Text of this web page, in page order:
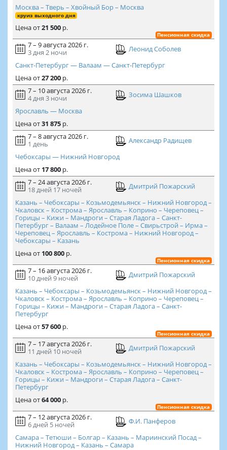
Москва – Тверь – Хвойный Бор – Москва
круиз выходного дня
Ценаот21 500р.
Пенсионная скидка
7 – 9 августа 2026 г.
3 дня 2 ночи
Леонид Соболев
Санкт-Петербург — Валаам — Санкт-Петербург
Ценаот27 200р.
7 – 10 августа 2026 г.
4 дня 3 ночи
Зосима Шашков
Ярославль — Москва
Ценаот31 875р.
7 – 8 августа 2026 г.
1 день
Александр Радищев
Чебоксары — Нижний Новгород
Ценаот 17 800р.
7 – 24 августа 2026 г.
18 дней 17 ночей
Дмитрий Пожарский
Казань – Чебоксары – Козьмодемьянск – Нижний Новгород –
Чкаловск – Кострома – Ярославль – Коприно – Череповец –
Горицы – Кижи – Мандроги – Старая Ладога – Санкт-
Петербург – Валаам – Лодейное Поле – Свирьстрой – Ирма –
Череповец – Ярославль – Кострома – Нижний Новгород –
Чебоксары – Казань
Ценаот 100 800р.
Пенсионная скидка
7 – 16 августа 2026 г.
10 дней 9 ночей
Дмитрий Пожарский
Казань – Чебоксары – Козьмодемьянск – Нижний Новгород –
Чкаловск – Кострома – Ярославль – Коприно – Череповец –
Горицы – Кижи – Мандроги – Старая Ладога – Санкт-
Петербург
Ценаот57 600р.
Пенсионная скидка
7 – 17 августа 2026 г.
11 дней 10 ночей
Дмитрий Пожарский
Казань – Чебоксары – Козьмодемьянск – Нижний Новгород –
Чкаловск – Кострома – Ярославль – Коприно – Череповец –
Горицы – Кижи – Мандроги – Старая Ладога – Санкт-
Петербург
Ценаот64 000р.
Пенсионная скидка
7 – 12 августа 2026 г.
6 дней 5 ночей
Ф.И. Панферов
Самара – Тетюши – Болгар – Казань – Мариинский Посад –
Нижний Новгород – Казань – Самара